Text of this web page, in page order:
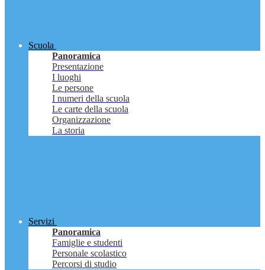
Scuola
Panoramica
Presentazione
I luoghi
Le persone
I numeri della scuola
Le carte della scuola
Organizzazione
La storia
Servizi
Panoramica
Famiglie e studenti
Personale scolastico
Percorsi di studio